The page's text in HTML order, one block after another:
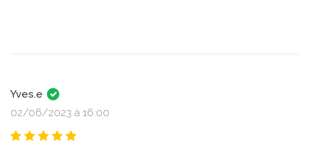
Yves.e
02/06/2023 à 16:00